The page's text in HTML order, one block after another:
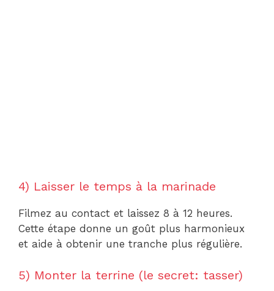
4) Laisser le temps à la marinade
Filmez au contact et laissez 8 à 12 heures.
Cette étape donne un goût plus harmonieux
et aide à obtenir une tranche plus régulière.
5) Monter la terrine (le secret: tasser)